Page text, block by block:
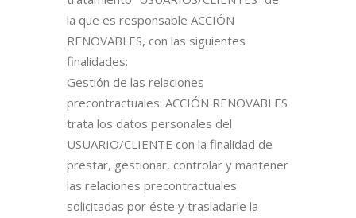
la que es responsable ACCIÓN
RENOVABLES, con las siguientes
finalidades:
Gestión de las relaciones
precontractuales: ACCIÓN RENOVABLES
trata los datos personales del
USUARIO/CLIENTE con la finalidad de
prestar, gestionar, controlar y mantener
las relaciones precontractuales
solicitadas por éste y trasladarle la